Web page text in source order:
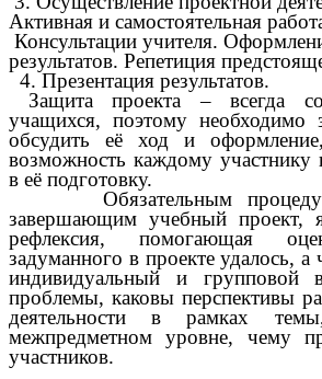
Активная и самостоятельная
Консультации учителя.
результатов. Репетиция
4. Презентация результатов.
Защита проекта – всегда
учащихся, поэтому необходимо
обсудить её ход и
возможность каждому участнику
в её подготовку.
Обязательным
завершающим учебный проект,
рефлексия, помогающая
задуманного в проекте удалось, а
индивидуальный и групповой
проблемы, каковы перспективы
деятельности в рамках
межпредметном уровне, чему
участников.